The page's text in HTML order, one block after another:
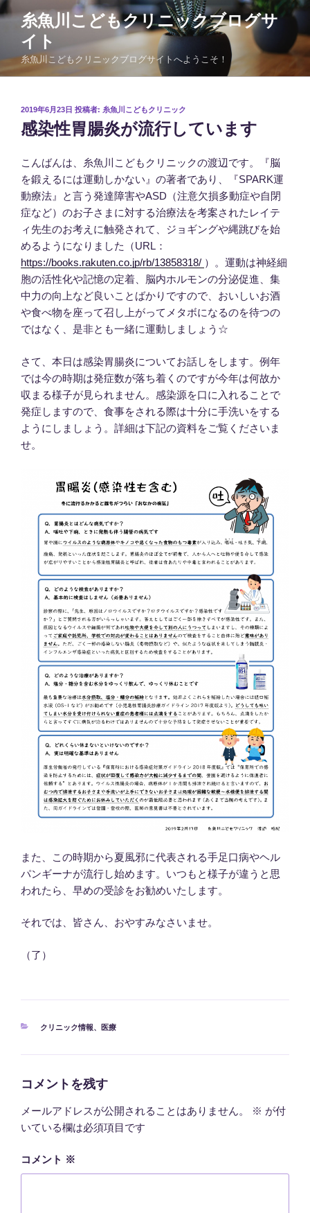
コ
ン
ツ
糸魚川こどもクリニックブログサ
イト
糸魚川こどもクリニックブログサイトへようこそ！
投
稿
日:
2019年6月23日 投稿者: 糸魚川こどもクリニック
感染性胃腸炎が流行しています
こんばんは、糸魚川こどもクリニックの渡辺です。『脳
を鍛えるには運動しかない』の著者であり、『SPARK運
動療法』と言う発達障害やASD（注意欠損多動症や自閉
症など）のお子さまに対する治療法を考案されたレイテ
ィ先生のお考えに触発されて、ジョギングや縄跳びを始
めるようになりました（URL：
https://books.rakuten.co.jp/rb/13858318/ ）。運動は神経細
胞の活性化や記憶の定着、脳内ホルモンの分泌促進、集
中力の向上など良いことばかりですので、おいしいお酒
や食べ物を座って召し上がってメタボになるのを待つの
ではなく、是非とも一緒に運動しましょう☆
さて、本日は感染胃腸炎についてお話しをします。例年
では今の時期は発症数が落ち着くのですが今年は何故か
収まる様子が見られません。感染源を口に入れることで
発症しますので、食事をされる際は十分に手洗いをする
ようにしましょう。詳細は下記の資料をご覧くださいま
せ。
また、この時期から夏風邪に代表される手足口病やヘル
パンギーナが流行し始めます。いつもと様子が違うと思
われたら、早めの受診をお勧めいたします。
それでは、皆さん、おやすみなさいませ。
（了）
カ
ー
クリニック情報、 医療
コメントを残す
メールアドレスが公開されることはありません。 ※ が付
いている欄は必須項目です
コメント ※